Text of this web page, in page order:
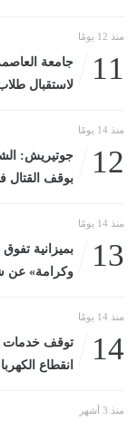
منذ 12 يومًا
11
جامعة
لاستقبال طلاب
منذ 14 يومًا
12
جوتيريش:
بوقف القتال
منذ 14 يومًا
13
وكرامة» عن شهر...
منذ 14 يومًا
14
توقف خدمات
انقطاع
منذ 3 أشهر